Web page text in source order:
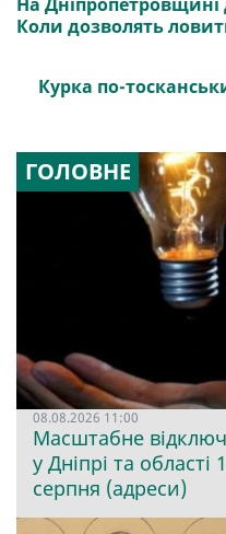
Коли дозволять
Курка по-
ГОЛОВНЕ
08.08.2026 11:00
Масштабне
у Дніпрі та області
серпня (адреси)